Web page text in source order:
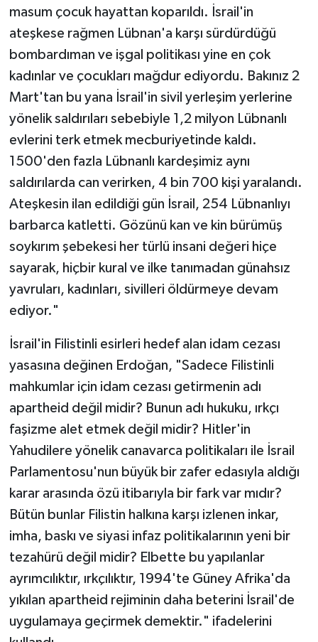
masum çocuk hayattan koparıldı. İsrail'in
ateşkese rağmen Lübnan'a karşı sürdürdüğü
bombardıman ve işgal politikası yine en çok
kadınlar ve çocukları mağdur ediyordu. Bakınız 2
Mart'tan bu yana İsrail'in sivil yerleşim yerlerine
yönelik saldırıları sebebiyle 1,2 milyon Lübnanlı
evlerini terk etmek mecburiyetinde kaldı.
1500'den fazla Lübnanlı kardeşimiz aynı
saldırılarda can verirken, 4 bin 700 kişi yaralandı.
Ateşkesin ilan edildiği gün İsrail, 254 Lübnanlıyı
barbarca katletti. Gözünü kan ve kin bürümüş
soykırım şebekesi her türlü insani değeri hiçe
sayarak, hiçbir kural ve ilke tanımadan günahsız
yavruları, kadınları, sivilleri öldürmeye devam
ediyor."
İsrail'in Filistinli esirleri hedef alan idam cezası
yasasına değinen Erdoğan, "Sadece Filistinli
mahkumlar için idam cezası getirmenin adı
apartheid değil midir? Bunun adı hukuku, ırkçı
faşizme alet etmek değil midir? Hitler'in
Yahudilere yönelik canavarca politikaları ile İsrail
Parlamentosu'nun büyük bir zafer edasıyla aldığı
karar arasında özü itibarıyla bir fark var mıdır?
Bütün bunlar Filistin halkına karşı izlenen inkar,
imha, baskı ve siyasi infaz politikalarının yeni bir
tezahürü değil midir? Elbette bu yapılanlar
ayrımcılıktır, ırkçılıktır, 1994'te Güney Afrika'da
yıkılan apartheid rejiminin daha beterini İsrail'de
uygulamaya geçirmek demektir." ifadelerini